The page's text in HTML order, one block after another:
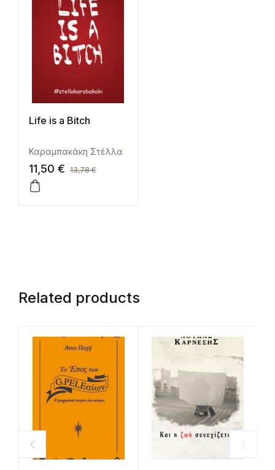
Life is a Bitch
Καραμπακάκη Στέλλα
11,50 € 13,78€
Related products